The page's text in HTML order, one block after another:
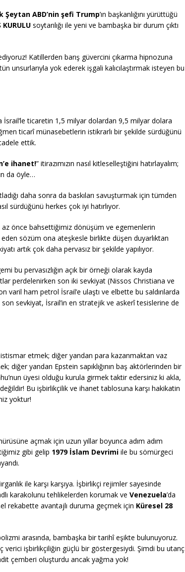
Şeytan ABD’nin şefi Trump’ın başkanlığını yürüttüğü
KURULU soytarılığı ile yeni ve bambaşka bir durum çıktı
Katillerden barış güvercini çıkarma hipnozuna
unsurlarıyla yok ederek işgali kalıcılaştırmak isteyen bu
İsrail’le ticaretin 1,5 milyar dolardan 9,5 milyar dolara
ticarî münasebetlerin istikrarlı bir şekilde sürdüğünü
ettik.
ihanet!” itirazımızın nasıl kitleselleştiğini hatırlayalım;
da öyle…
daha sonra da baskıları savuşturmak için tümden
sürdüğünü herkes çok iyi hatırlıyor.
az önce bahsettiğimiz dönüşüm ve egemenlerin
sözüm ona ateşkesle birlikte düşen duyarlıktan
artık çok daha pervasız bir şekilde yapılıyor.
bu pervasızlığın açık bir örneği olarak kayda
perdelenirken son iki sevkiyat (Nissos Christiana ve
ham petrol İsrail’e ulaştı ve elbette bu saldırılarda
son sevkiyat, İsrail’in en stratejik ve askerî tesislerine de
etmek; diğer yandan para kazanmaktan vaz
diğer yandan Epstein sapıklığının baş aktörlerinden bir
üyesi olduğu kurula girmek taktir edersiniz ki akla,
Bu işbirlikçilik ve ihanet tablosuna karşı hakikatin
yoktur!
açmak için uzun yıllar boyunca adım adım
gibi gelip 1979 İslam Devrimi ile bu sömürgeci
ile karşı karşıya. İşbirlikçi rejimler sayesinde
karakolunu tehlikelerden korumak ve Venezuela’da
rekabette avantajlı duruma geçmek için Küresel 28
arasında, bambaşka bir tarihî eşikte bulunuyoruz.
verici işbirlikçiliğin güçlü bir göstergesiydi. Şimdi bu utanç
çemberi oluşturdu ancak yağma yok!